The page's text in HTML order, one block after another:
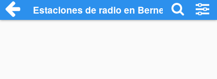
Estaciones de radio en Berne -